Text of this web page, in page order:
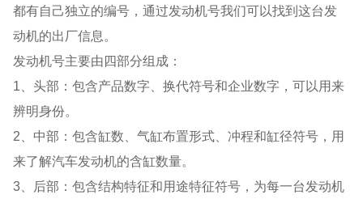
都有自己独立的编号，通过发动机号我们可以找到这台发
动机的出厂信息。
发动机号主要由四部分组成：
1、头部：包含产品数字、换代符号和企业数字，可以用来
辨明身份。
2、中部：包含缸数、气缸布置形式、冲程和缸径符号，用
来了解汽车发动机的含缸数量。
3、后部：包含结构特征和用途特征符号，为每一台发动机